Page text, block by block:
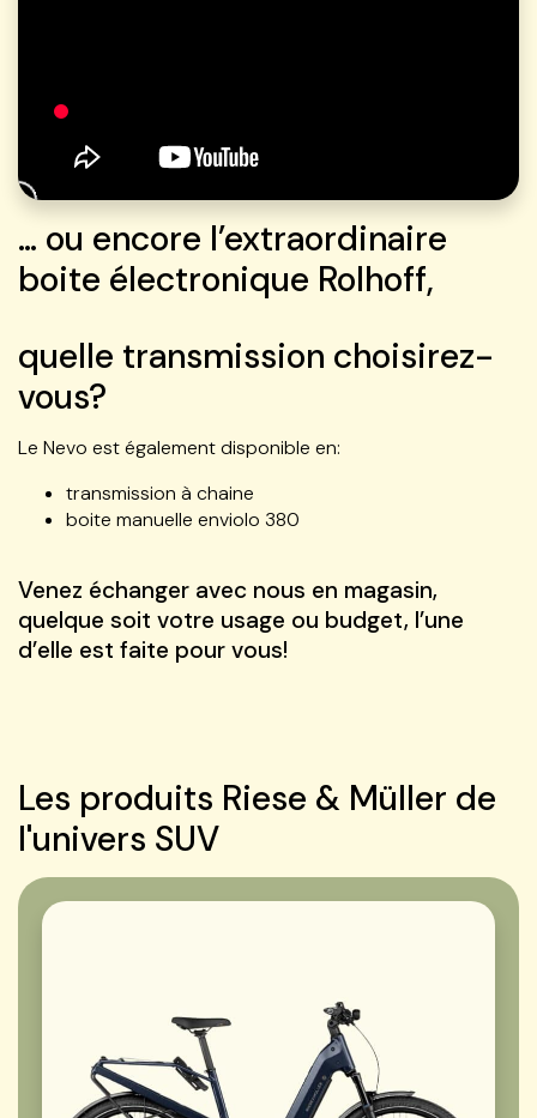
… ou encore l’extraordinaire
boite électronique Rolhoff,
quelle transmission choisirez-
vous?
Le Nevo est également disponible en:
transmission à chaine
boite manuelle enviolo 380
Venez échanger avec nous en magasin,
quelque soit votre usage ou budget, l’une
d’elle est faite pour vous!
Les produits Riese & Müller de
l'univers SUV